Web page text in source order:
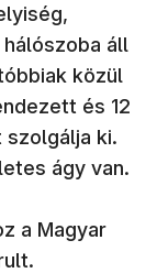
áll
közül
és 12
szolgálja ki.
ágy van.
a Magyar